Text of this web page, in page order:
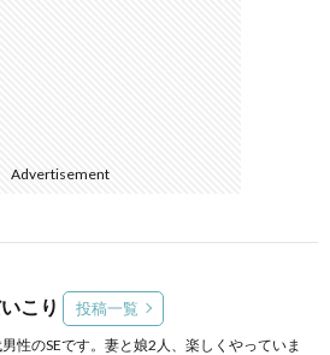
Advertisement
こり 投稿一覧
性のSEです。妻と娘2人、楽しくやっていま